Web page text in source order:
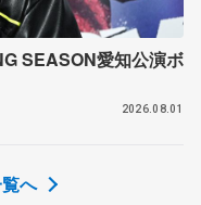
SEASON愛知公演ボ
2026.08.01
へ